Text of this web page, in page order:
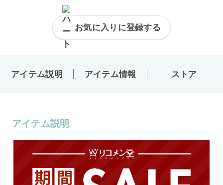
お気に入りに登録する
アイテム説明 アイテム情報 ストア
アイテム説明